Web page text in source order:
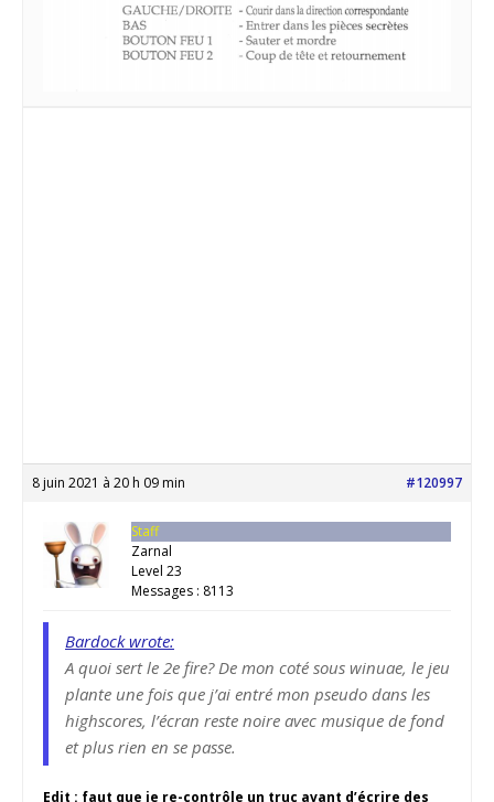
8 juin 2021 à 20 h 09 min #120997
Staff
Zarnal
Level 23
Messages : 8113
Bardock wrote:
A quoi sert le 2e fire? De mon coté sous winuae, le jeu
plante une fois que j’ai entré mon pseudo dans les
highscores, l’écran reste noire avec musique de fond
et plus rien en se passe.
Edit : faut que je re-contrôle un truc avant d’écrire des